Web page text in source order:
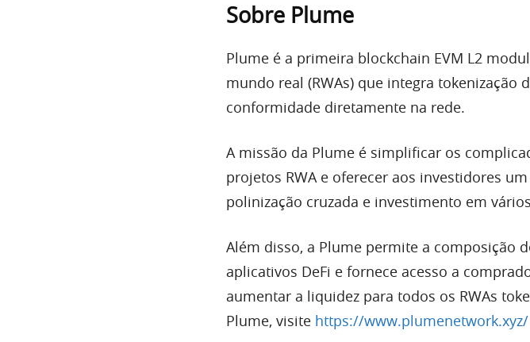
Sobre Plume
Plume é a primeira blockchain EVM L2
mundo real (RWAs) que integra tokenização
conformidade diretamente na rede.
A missão da Plume é simplificar os
projetos RWA e oferecer aos investidores
polinização cruzada e investimento em
Além disso, a Plume permite a composição
aplicativos DeFi e fornece acesso a
aumentar a liquidez para todos os RWAs
Plume, visite https://www.plumenetwork.xyz/